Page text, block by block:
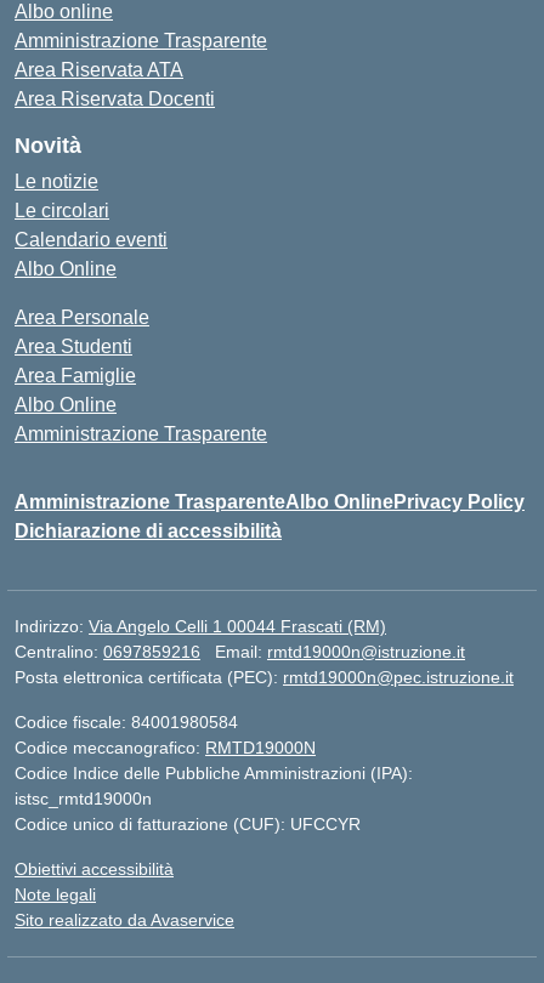
Albo online
Amministrazione Trasparente
Area Riservata ATA
Area Riservata Docenti
Novità
Le notizie
Le circolari
Calendario eventi
Albo Online
Area Personale
Area Studenti
Area Famiglie
Albo Online
Amministrazione Trasparente
Amministrazione TrasparenteAlbo OnlinePrivacy Policy
Dichiarazione di accessibilità
Indirizzo: Via Angelo Celli 1 00044 Frascati (RM)
Centralino: 0697859216 Email: rmtd19000n@istruzione.it
Posta elettronica certificata (PEC): rmtd19000n@pec.istruzione.it
Codice fiscale: 84001980584
Codice meccanografico: RMTD19000N
Codice Indice delle Pubbliche Amministrazioni (IPA):
istsc_rmtd19000n
Codice unico di fatturazione (CUF): UFCCYR
Obiettivi accessibilità
Note legali
Sito realizzato da Avaservice